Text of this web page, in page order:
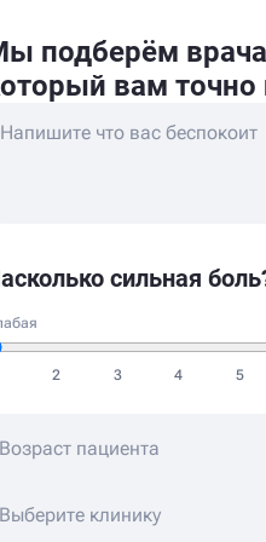
подберём
вам
сильная
2 3 4 5
Выберите клинику